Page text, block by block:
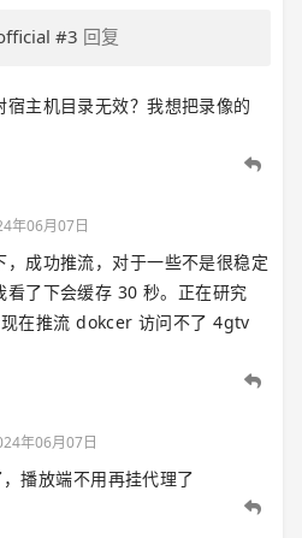
#3 回复
宿主机目录无效？我想把录像的
年06月07日
，成功推流，对于一些不是很稳定
看了下会缓存 30 秒。正在研究
在推流 dokcer 访问不了 4gtv
年06月07日
播放端不用再挂代理了